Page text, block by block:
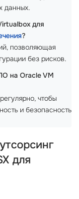
данных.
для
?
позволяющая
без рисков.
на Oracle VM
чтобы
и безопасность
для